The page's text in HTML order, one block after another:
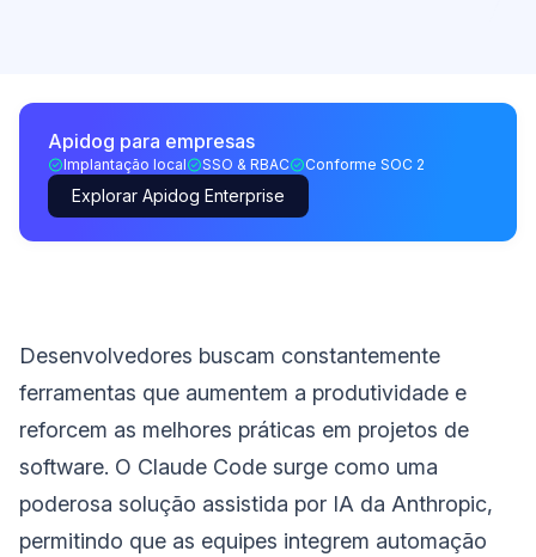
Apidog para empresas
Implantação local SSO & RBAC Conforme SOC 2
Explorar Apidog Enterprise
Desenvolvedores buscam constantemente
ferramentas que aumentem a produtividade e
reforcem as melhores práticas em projetos de
software. O Claude Code surge como uma
poderosa solução assistida por IA da Anthropic,
permitindo que as equipes integrem automação